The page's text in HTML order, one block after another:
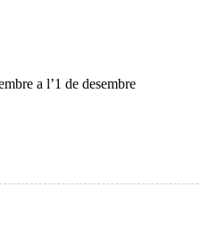
a l’1 de desembre